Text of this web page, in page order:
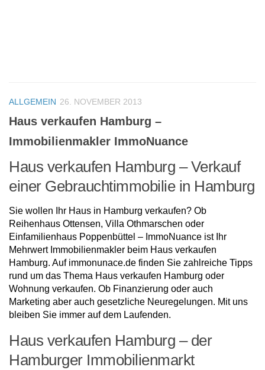
ALLGEMEIN 26. NOVEMBER 2013
Haus verkaufen Hamburg –
Immobilienmakler ImmoNuance
Haus verkaufen Hamburg – Verkauf
einer Gebrauchtimmobilie in Hamburg
Sie wollen Ihr Haus in Hamburg verkaufen? Ob
Reihenhaus Ottensen, Villa Othmarschen oder
Einfamilienhaus Poppenbüttel – ImmoNuance ist Ihr
Mehrwert Immobilienmakler beim Haus verkaufen
Hamburg. Auf immonunace.de finden Sie zahlreiche Tipps
rund um das Thema Haus verkaufen Hamburg oder
Wohnung verkaufen. Ob Finanzierung oder auch
Marketing aber auch gesetzliche Neuregelungen. Mit uns
bleiben Sie immer auf dem Laufenden.
Haus verkaufen Hamburg – der
Hamburger Immobilienmarkt